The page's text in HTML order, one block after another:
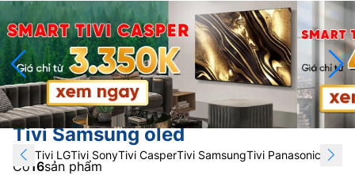
Tivi Samsung oled
Tivi LGTivi SonyTivi CasperTivi SamsungTivi Panasonic Tivi
Có 16sản phẩm